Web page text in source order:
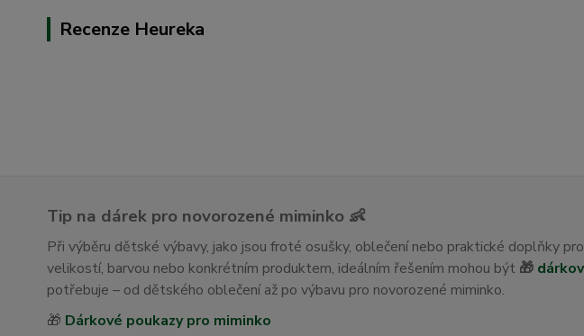
Recenze Heureka
Tip na dárek pro novorozené miminko 👶
Při výběru dětské výbavy, jako jsou froté osušky, oblečení nebo praktické doplňky
velikostí, barvou nebo konkrétním produktem, ideálním řešením mohou být 🎁
potřebuje – od dětského oblečení až po výbavu pro novorozené miminko.
🎁 Dárkové poukazy pro miminko